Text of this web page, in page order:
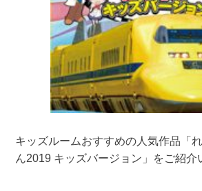
キッズルームおすすめの人気作品「
ん2019 キッズバージョン」をご紹介